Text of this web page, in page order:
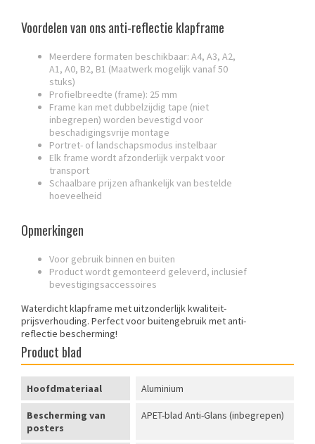
Voordelen van ons anti-reflectie klapframe
Meerdere formaten beschikbaar: A4, A3, A2,
A1, A0, B2, B1 (Maatwerk mogelijk vanaf 50
stuks)
Profielbreedte (frame): 25 mm
Frame kan met dubbelzijdig tape (niet
inbegrepen) worden bevestigd voor
beschadigingsvrije montage
Portret- of landschapsmodus instelbaar
Elk frame wordt afzonderlijk verpakt voor
transport
Schaalbare prijzen afhankelijk van bestelde
hoeveelheid
Opmerkingen
Voor gebruik binnen en buiten
Product wordt gemonteerd geleverd, inclusief
bevestigingsaccessoires
Waterdicht klapframe met uitzonderlijk kwaliteit-
prijsverhouding. Perfect voor buitengebruik met anti-
reflectie bescherming!
Product blad
Hoofdmateriaal Aluminium
Bescherming van
posters
APET-blad Anti-Glans (inbegrepen)